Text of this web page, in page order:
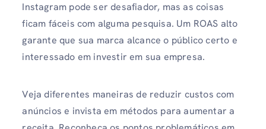
Instagram pode ser desafiador, mas as coisas
ficam fáceis com alguma pesquisa. Um ROAS alto
garante que sua marca alcance o público certo e
interessado em investir em sua empresa.
Veja diferentes maneiras de reduzir custos com
anúncios e invista em métodos para aumentar a